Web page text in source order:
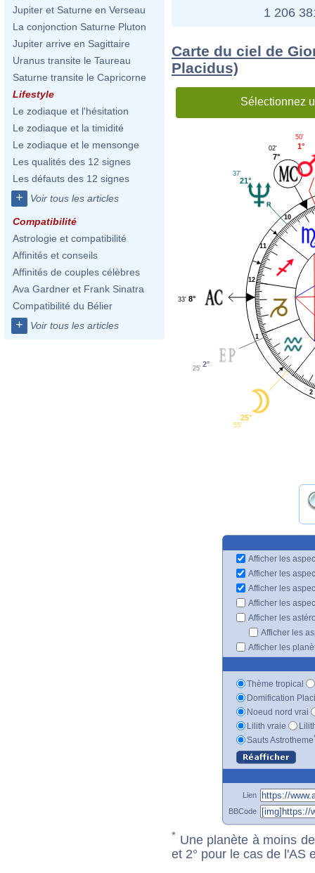
Jupiter et Saturne en Verseau
La conjonction Saturne Pluton
Jupiter arrive en Sagittaire
Uranus transite le Taureau
Saturne transite le Capricorne
Lifestyle
Le zodiaque et l'hésitation
Le zodiaque et la timidité
Le zodiaque et le mensonge
Les qualités des 12 signes
Les défauts des 12 signes
+ Voir tous les articles
Compatibilité
Astrologie et compatibilité
Affinités et conseils
Affinités de couples célèbres
Ava Gardner et Frank Sinatra
Compatibilité du Bélier
+ Voir tous les articles
1 206
Carte du ciel de
Placidus)
Sélectionnez
1
2
10
11
12
1°
50'
7°
02'
21°
37'
8°
33'
2°
25'
25°
55'
Afficher les
Afficher les
Afficher les
Afficher les
Afficher les
Afficher les
Afficher les
Thème tropical
Domification
Noeud nord vrai
Lilith vraie
Sauts Astrotheme
Lien
BBCode
* Une planète à moins
et 2° pour le cas de l'AS